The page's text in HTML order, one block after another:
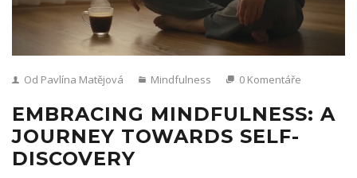
Od Pavlína Matějová Mindfulness 0 Komentáře
EMBRACING MINDFULNESS: A
JOURNEY TOWARDS SELF-
DISCOVERY